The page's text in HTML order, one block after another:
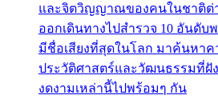
และจิตวิญญาณของคนในชาติต่า
ออกเดินทางไปสำรวจ 10 อันดั
มีชื่อเสียงที่สุดในโลก มาค้นหาค
ประวัติศาสตร์และวัฒนธรรมที่ฝั
งดงามเหล่านี้ไปพร้อมๆ กัน